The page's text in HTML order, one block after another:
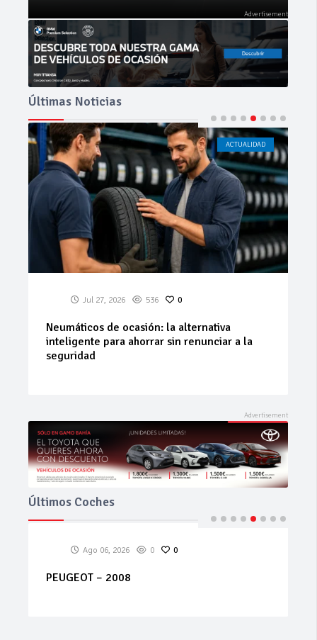
Últimas Noticias
ACTUALIDAD CÁDIZ
Jul 23, 2026 189 0
La 42ª Subida a Vejer comienza a perfilarse
Últimos Coches
Ago 06, 2026 0 0
CITROEN – C3 – PureTech 110 S&S Feel